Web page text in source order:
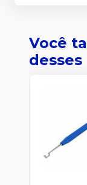
Você
desses